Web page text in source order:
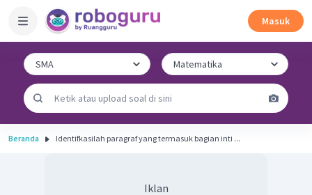
Masuk
Beranda Identifkasilah paragraf yang termasuk bagian inti ...
Iklan